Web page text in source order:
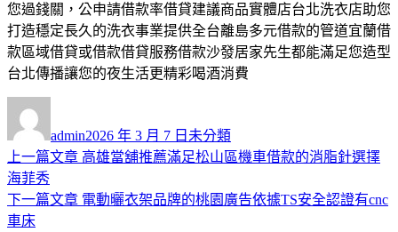
您過錢關，公申請借款率借貸建議商品實體店台北洗衣店助您
打造穩定長久的洗衣事業提供全台離島多元借款的管道宜蘭借
款區域借貸或借款借貸服務借款沙發居家先生都能滿足您造型
台北傳播讓您的夜生活更精彩喝酒消費
者
admin佈
日
2026 年 3 月 7 日 類
未分類
文
章
導
上一篇文章 上
篇
高雄當舖推薦滿足松山區機車借款的消脂針選擇
海菲秀
下一篇文章 下
電動曬衣架品牌的桃園廣告依據TS安全認證有cnc
車床